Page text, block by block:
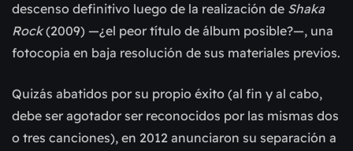
descenso definitivo luego de la realización de Shaka
Rock(2009) —¿el peor título de álbum posible?—, una
fotocopia en baja resolución de sus materiales previos.
Quizás abatidos por su propio éxito (al fin y al cabo,
debe ser agotador ser reconocidos por las mismas dos
o tres canciones), en 2012 anunciaron su separación a